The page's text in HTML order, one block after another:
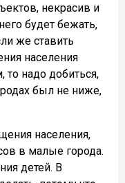
некрасив и
будет бежать,
же ставить
населения
надо добиться,
был не ниже,
населения,
в малые города.
детей. В